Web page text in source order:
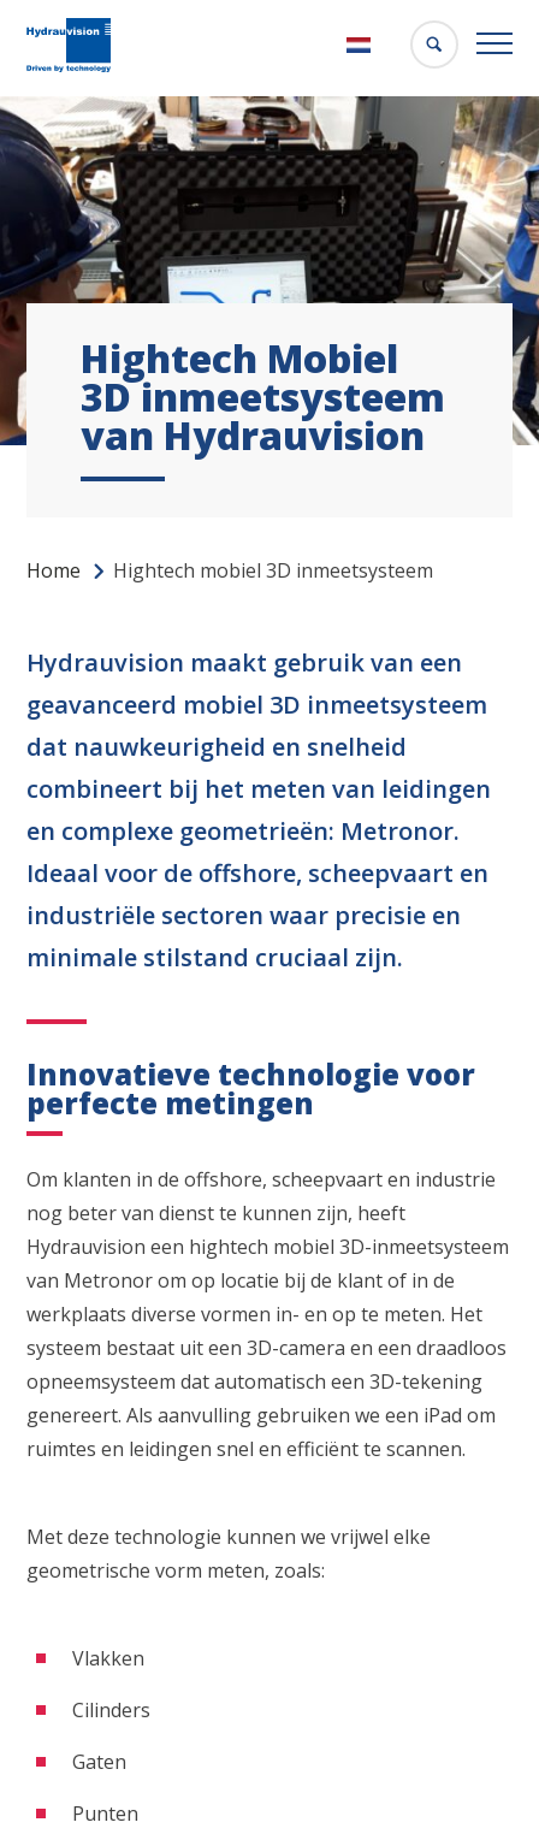
Nederlands
Hightech Mobiel
3D inmeetsysteem
van Hydrauvision
Home Hightech mobiel 3D inmeetsysteem
Hydrauvision maakt gebruik van een
geavanceerd mobiel 3D inmeetsysteem
dat nauwkeurigheid en snelheid
combineert bij het meten van leidingen
en complexe geometrieën: Metronor.
Ideaal voor de offshore, scheepvaart en
industriële sectoren waar precisie en
minimale stilstand cruciaal zijn.
Innovatieve technologie voor
perfecte metingen
Om klanten in de offshore, scheepvaart en industrie
nog beter van dienst te kunnen zijn, heeft
Hydrauvision een hightech mobiel 3D-inmeetsysteem
van Metronor om op locatie bij de klant of in de
werkplaats diverse vormen in- en op te meten. Het
systeem bestaat uit een 3D-camera en een draadloos
opneemsysteem dat automatisch een 3D-tekening
genereert. Als aanvulling gebruiken we een iPad om
ruimtes en leidingen snel en efficiënt te scannen.
Met deze technologie kunnen we vrijwel elke
geometrische vorm meten, zoals:
Vlakken
Cilinders
Gaten
Punten